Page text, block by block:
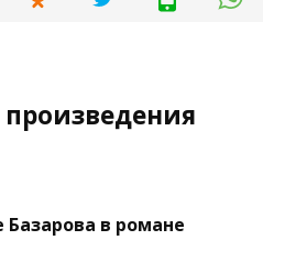
в романе